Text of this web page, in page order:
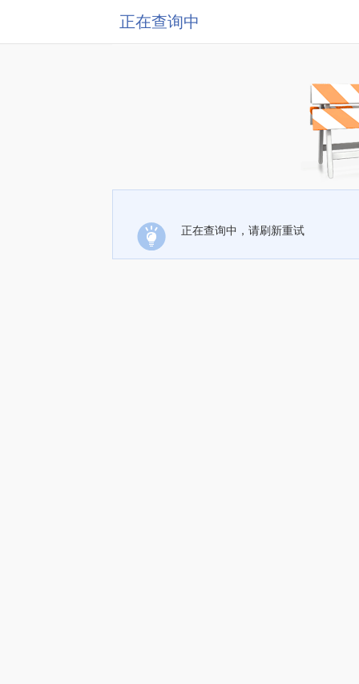
正在查询中
正在查询中，请刷新重试